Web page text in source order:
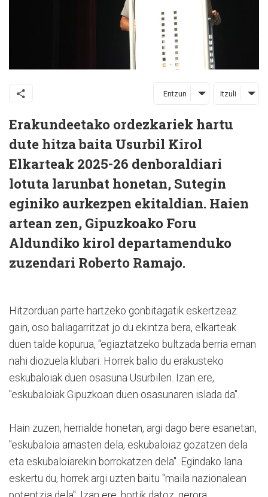
Entzun Itzuli
Erakundeetako ordezkariek hartu
dute hitza baita Usurbil Kirol
Elkarteak 2025-26 denboraldiari
lotuta larunbat honetan, Sutegin
eginiko aurkezpen ekitaldian. Haien
artean zen, Gipuzkoako Foru
Aldundiko kirol departamenduko
zuzendari Roberto Ramajo.
Hitzorduan parte hartzeko gonbitagatik eskertzeaz
gain, oso baliagarritzat jo du ekintza bera, elkarteak
duen talde kopurua, "egiaztatzeko bultzada berria eman
nahi diozuela klubari. Horrek balio du erakusteko
eskubaloiak duen osasuna Usurbilen. Izan ere,
"eskubaloiak Gipuzkoan duen osasunaren islada da".
Hain zuzen, herrialde honetan, argi dago bere esanetan,
"eskubaloia arnasten dela, eskubaloiaz gozatzen dela
eta eskubaloiarekin borrokatzen dela". Egindako lana
eskertu du, horrek argi uzten baitu "maila nazionalean